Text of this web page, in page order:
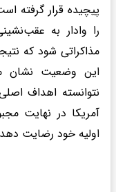
پیچیده قرار گرفته
را وادار به
مذاکراتی شود که
این وضعیت نشان
نتوانسته اهداف
آمریکا در نهایت
اولیه خود رضایت